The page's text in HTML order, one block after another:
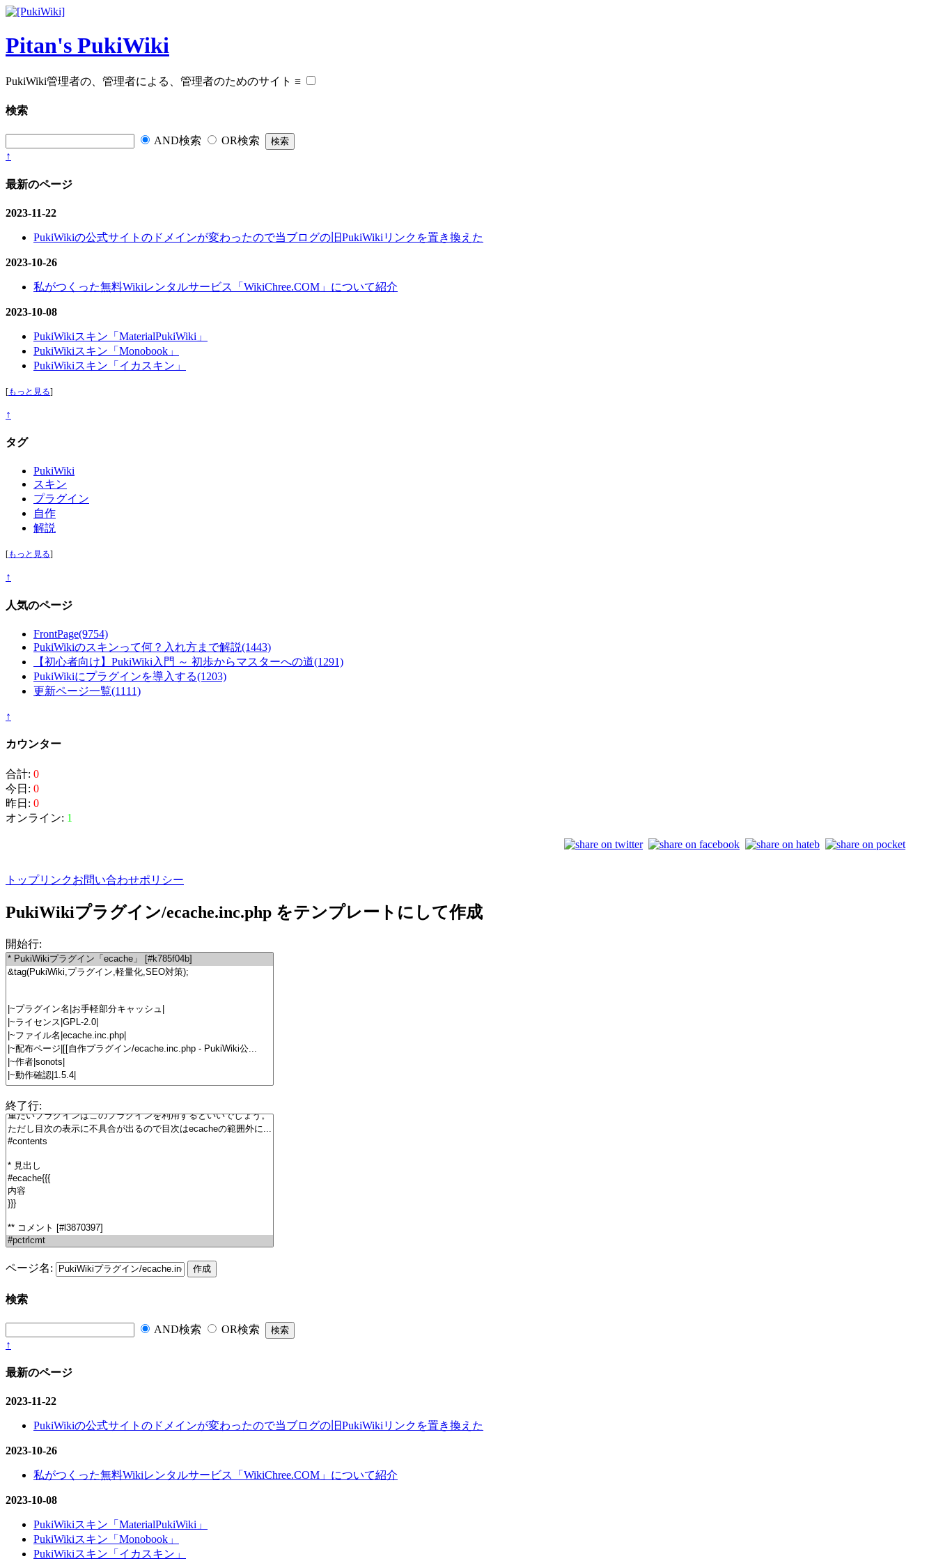
Pitan's PukiWiki
PukiWiki管理者の、管理者による、管理者のためのサイト ≡
検索
AND検索
OR検索
↑
最新のページ
2023-11-22
PukiWikiの公式サイトのドメインが変わったので当ブログの旧PukiWikiリンクを置き換えた
2023-10-26
私がつくった無料Wikiレンタルサービス「WikiChree.COM」について紹介
2023-10-08
PukiWikiスキン「MaterialPukiWiki」
PukiWikiスキン「Monobook」
PukiWikiスキン「イカスキン」
[もっと見る]
↑
タグ
PukiWiki
スキン
プラグイン
自作
解説
[もっと見る]
↑
人気のページ
FrontPage(9754)
PukiWikiのスキンって何？入れ方まで解説(1443)
【初心者向け】PukiWiki入門 ～ 初歩からマスターへの道(1291)
PukiWikiにプラグインを導入する(1203)
更新ページ一覧(1111)
↑
カウンター
合計: 0
今日: 0
昨日: 0
オンライン: 1
トップリンクお問い合わせポリシー
PukiWikiプラグイン/ecache.inc.php をテンプレートにして作成
開始行:
終了行:
ページ名:
検索
AND検索
OR検索
↑
最新のページ
2023-11-22
PukiWikiの公式サイトのドメインが変わったので当ブログの旧PukiWikiリンクを置き換えた
2023-10-26
私がつくった無料Wikiレンタルサービス「WikiChree.COM」について紹介
2023-10-08
PukiWikiスキン「MaterialPukiWiki」
PukiWikiスキン「Monobook」
PukiWikiスキン「イカスキン」